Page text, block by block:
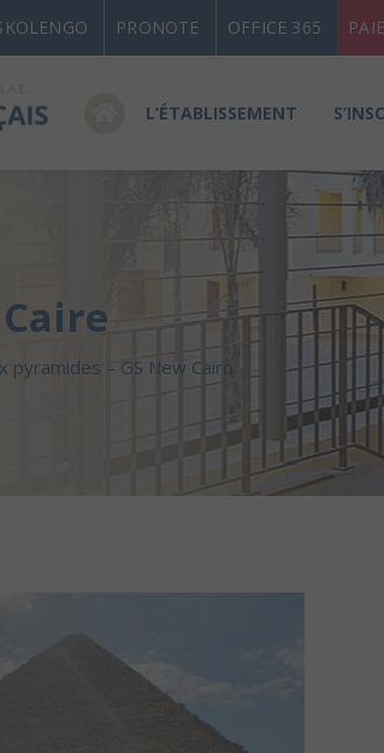
PRONOTE OFFICE 365
L’ÉTABLISSEMENT
pyramides – GS New Cairo